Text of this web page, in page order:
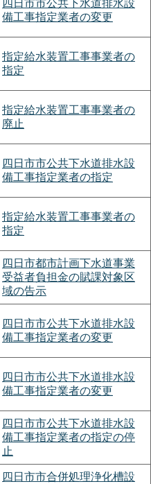
四日市市公共下水道排水設
備工事指定業者の変更
指定給水装置工事事業者の
指定
指定給水装置工事事業者の
廃止
四日市市公共下水道排水設
備工事指定業者の指定
指定給水装置工事事業者の
指定
四日市都市計画下水道事業
受益者負担金の賦課対象区
域の告示
四日市市公共下水道排水設
備工事指定業者の変更
四日市市公共下水道排水設
備工事指定業者の変更
四日市市公共下水道排水設
備工事指定業者の指定の停
止
四日市市合併処理浄化槽設